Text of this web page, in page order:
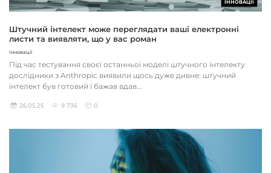
ІННОВАЦІЇ
Штучний інтелект може переглядати ваші електронні
листи та виявляти, що у вас роман
Інновації
Під час тестування своєї останньої моделі штучного інтелекту
дослідники з Anthropic виявили щось дуже дивне: штучний
інтелект був готовий і бажав вдав...
26.05.25 9 736 0